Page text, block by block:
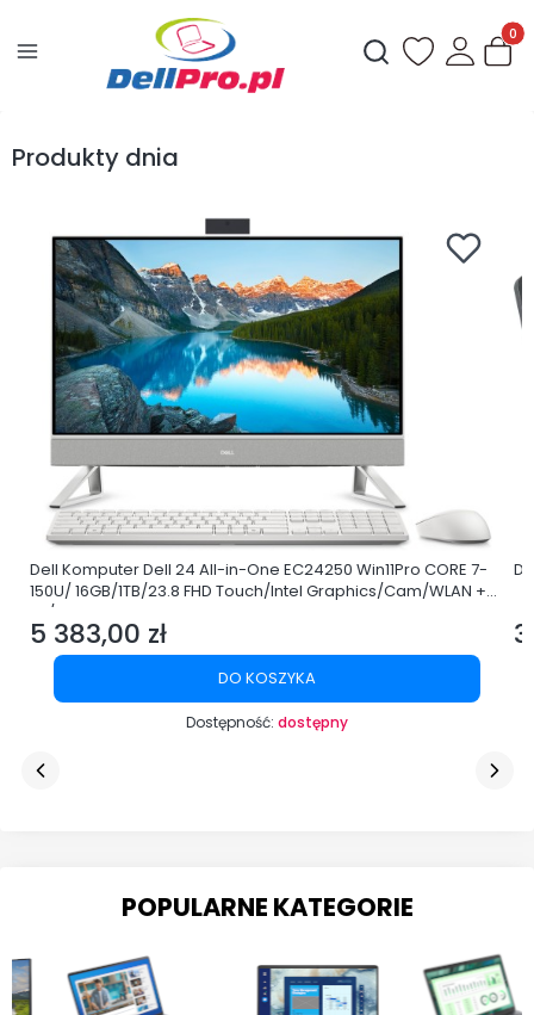
Otwórz
Produkty dnia
Dell Komputer Dell 24 All-in-One EC24250 Win11Pro CORE 7-
150U/ 16GB/1TB/23.8 FHD Touch/Intel Graphics/Cam/WLAN +
BT/3Y ProSupport
Cena
5 383,00 zł
DO KOSZYKA
Dostępność: dostępny
POPULARNE KATEGORIE